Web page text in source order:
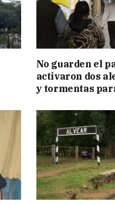
No guarden el
activaron dos
y tormentas